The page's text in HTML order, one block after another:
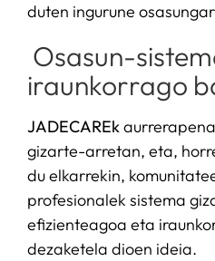
duten ingurune
Osasun-
iraunkorrago
JADECAREk
gizarte-arretan, eta,
du elkarrekin,
profesionalek sistema
efizienteagoa eta
dezaketela dioen ideia.